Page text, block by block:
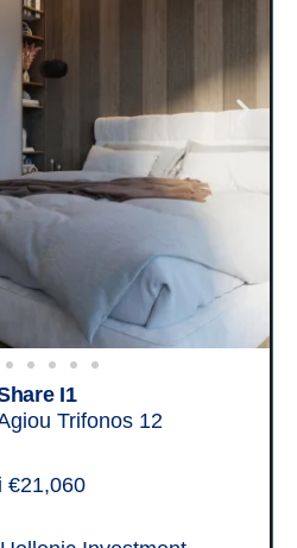
I1
Trifonos 12
€21,060